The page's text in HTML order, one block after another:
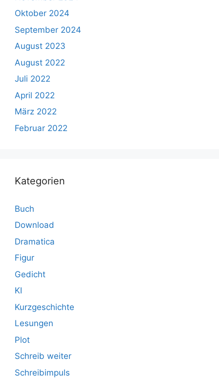
Oktober 2024
September 2024
August 2023
August 2022
Juli 2022
April 2022
März 2022
Februar 2022
Kategorien
Buch
Download
Dramatica
Figur
Gedicht
KI
Kurzgeschichte
Lesungen
Plot
Schreib weiter
Schreibimpuls